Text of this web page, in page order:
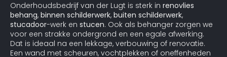
Onderhoudsbedrijf van der Lugt is sterk in renovlies
behang, binnen schilderwerk, buiten schilderwerk,
stucadoor-werk en stucen. Ook als behanger zorgen we
voor een strakke ondergrond en een egale afwerking.
Dat is ideaal na een lekkage, verbouwing of renovatie.
Een wand met scheuren, vochtplekken of oneffenheden